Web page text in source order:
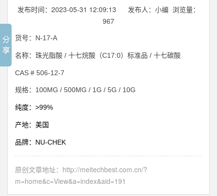
发布时间：2023-05-31 12:09:13 发布人：小编 浏览量：
967
货号： N-17-A
名称：珠光脂酸 / 十七烷酸（C17:0）标准品 / 十七碳酸
CAS # 506-12-7
规格： 100MG / 500MG / 1G / 5G / 10G
纯度： >99%
产地：美国
品牌： NU-CHEK
原创文章地址： http://meitechbest.com.cn/?
m=home&c=View&a=index&aid=191